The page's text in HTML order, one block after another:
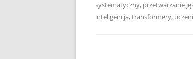
systematyczny, przetwarzanie
inteligencja,transformery,